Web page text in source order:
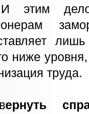
этим дело
ниже
труда.
ернуть